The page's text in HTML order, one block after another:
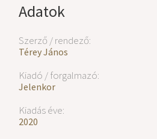
Adatok
Szerző / rendező:
Térey János
Kiadó / forgalmazó:
Jelenkor
Kiadás éve:
2020